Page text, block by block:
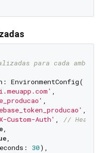
para cada
EnvironmentConfig(
,
,
,
Custom-Auth' , // Header
,
,
30),